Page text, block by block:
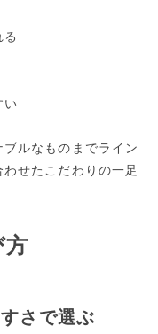
い
ルなものまでライン
せたこだわりの一足
方
さで選ぶ